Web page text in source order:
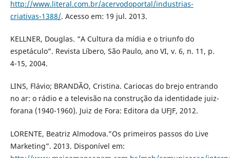
http://www.literal.com.br/acervodoportal/industrias-
criativas-1388/. Acesso em: 19 jul. 2013.
KELLNER, Douglas. “A Cultura da mídia e o triunfo do
espetáculo”. Revista Líbero, São Paulo, ano VI, v. 6, n. 11, p.
4-15, 2004.
LINS, Flávio; BRANDÃO, Cristina. Cariocas do brejo entrando
no ar: o rádio e a televisão na construção da identidade juiz-
forana (1940-1960). Juiz de Fora: Editora da UFJF, 2012.
LORENTE, Beatriz Almodova.”Os primeiros passos do Live
Marketing”. 2013. Disponível em: